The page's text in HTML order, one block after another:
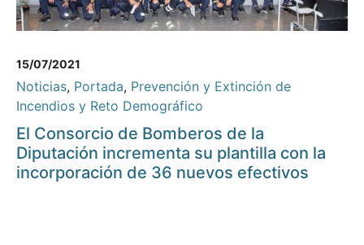
15/07/2021
Noticias, Portada, Prevención y Extinción de
Incendios y Reto Demográfico
El Consorcio de Bomberos de la
Diputación incrementa su plantilla con la
incorporación de 36 nuevos efectivos